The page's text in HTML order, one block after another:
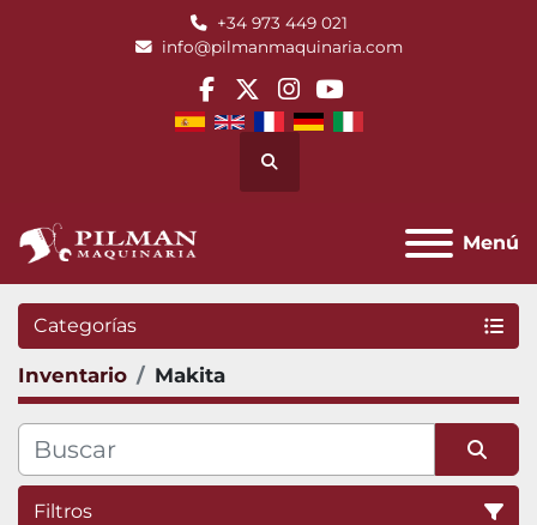
+34 973 449 021
info@pilmanmaquinaria.com
facebook
twitterinstagram
youtube
Buscar
Menú
Categorías
Inventario Makita
Filtros